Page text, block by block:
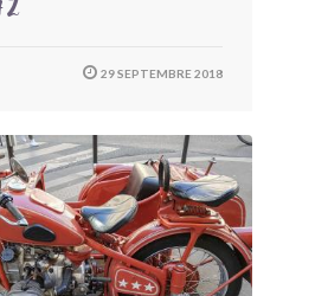
Z
29 SEPTEMBRE 2018